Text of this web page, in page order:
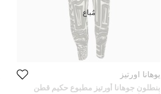
يوهانا اورتيز
بنطلون جوهانا أورتيز مطبوع حكيم قطن
مُباع